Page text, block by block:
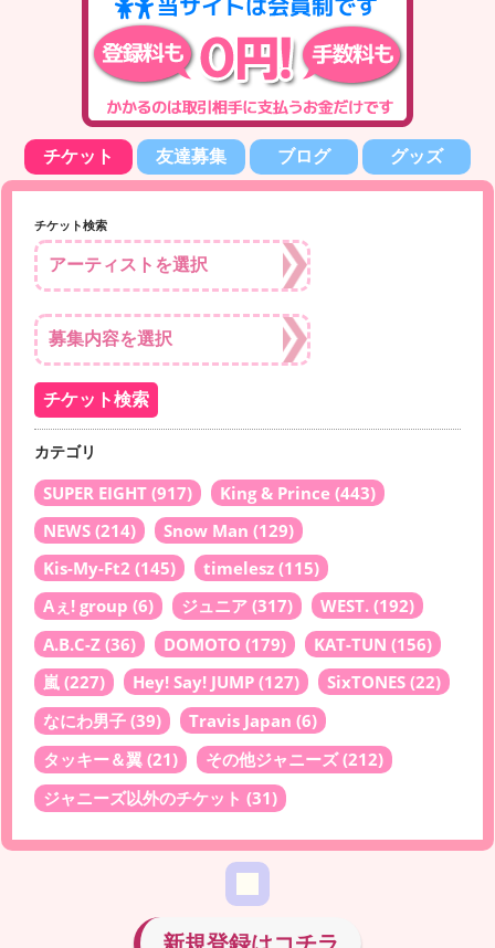
チケット 友達募集 ブログ グッズ
チケット検索
カテゴリ
SUPER EIGHT (917) King & Prince (443)
NEWS (214) Snow Man (129)
Kis-My-Ft2 (145) timelesz (115)
Aぇ! group (6) ジュニア (317) WEST. (192)
A.B.C-Z (36) DOMOTO (179) KAT-TUN (156)
嵐 (227) Hey! Say! JUMP (127) SixTONES (22)
なにわ男子 (39) Travis Japan (6)
タッキー＆翼 (21) その他ジャニーズ(212)
ジャニーズ以外のチケット (31)